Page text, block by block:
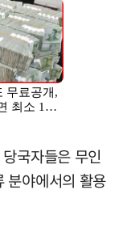
국자들은 무인
분야에서의 활용